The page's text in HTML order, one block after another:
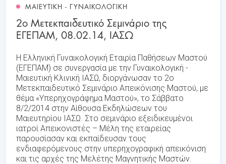
ΜΑΙΕΥΤΙΚΗ - ΓΥΝΑΙΚΟΛΟΓΙΚΗ
2ο Μετεκπαιδευτικό Σεμινάριο της
ΕΓΕΠΑΜ, 08.02.14, ΙΑΣΩ
Η Ελληνική Γυναικολογική Εταιρία Παθήσεων Μαστού
(ΕΓΕΠΑΜ) σε συνεργασία με την Γυναικολογική -
Μαιευτική Κλινική ΙΑΣΩ, διοργάνωσαν το 2ο
Μετεκπαιδευτικό Σεμινάριο Απεικόνισης Μαστού, με
θέμα «Υπερηχογράφημα Μαστού», το Σάββατο
8/2/2014 στην Αίθουσα Εκδηλώσεων του
Μαιευτηρίου ΙΑΣΩ. Στο σεμινάριο εξειδικευμένοι
ιατροί Απεικονιστές – Μέλη της εταιρείας
παρουσίασαν και εκπαίδευσαν τους
ενδιαφερόμενους στην υπερηχογραφική απεικόνιση
και τις αρχές της Μελέτης Μαγνητικής Μαστών.